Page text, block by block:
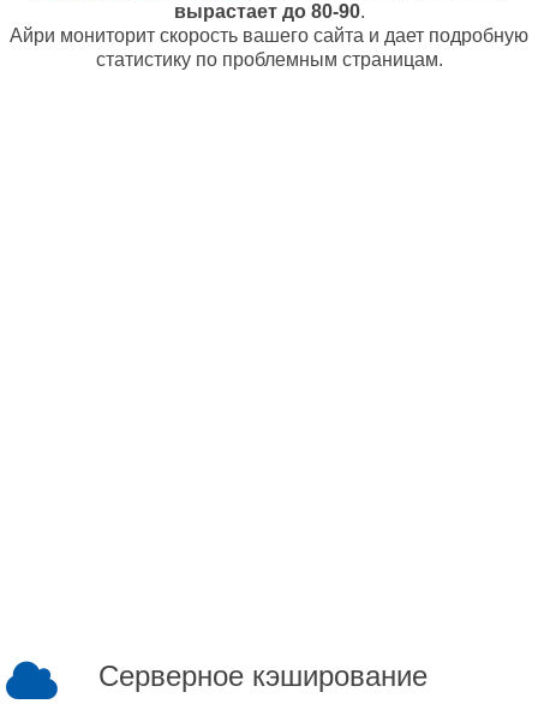
вырастает до 80-90.
Айри мониторит скорость вашего сайта и дает подробную
статистику по проблемным страницам.
Серверное кэширование